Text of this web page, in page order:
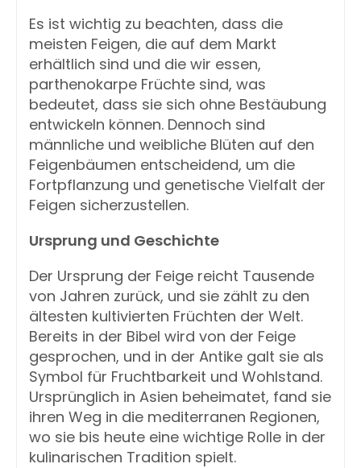
Es ist wichtig zu beachten, dass die
meisten Feigen, die auf dem Markt
erhältlich sind und die wir essen,
parthenokarpe Früchte sind, was
bedeutet, dass sie sich ohne Bestäubung
entwickeln können. Dennoch sind
männliche und weibliche Blüten auf den
Feigenbäumen entscheidend, um die
Fortpflanzung und genetische Vielfalt der
Feigen sicherzustellen.
Ursprung und Geschichte
Der Ursprung der Feige reicht Tausende
von Jahren zurück, und sie zählt zu den
ältesten kultivierten Früchten der Welt.
Bereits in der Bibel wird von der Feige
gesprochen, und in der Antike galt sie als
Symbol für Fruchtbarkeit und Wohlstand.
Ursprünglich in Asien beheimatet, fand sie
ihren Weg in die mediterranen Regionen,
wo sie bis heute eine wichtige Rolle in der
kulinarischen Tradition spielt.